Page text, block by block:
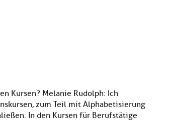
Kursen? Melanie Rudolph: Ich
zum Teil mit Alphabetisierung
In den Kursen für Berufstätige